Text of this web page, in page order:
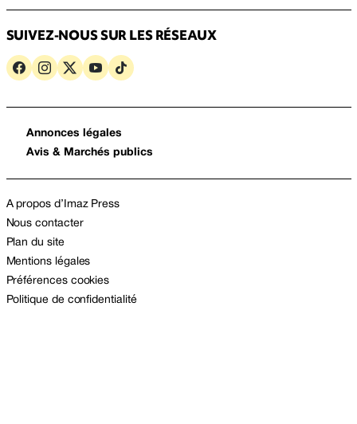
SUIVEZ-NOUS SUR LES RÉSEAUX
Annonces légales
Avis & Marchés publics
A propos d’Imaz Press
Nous contacter
Plan du site
Mentions légales
Préférences cookies
Politique de confidentialité